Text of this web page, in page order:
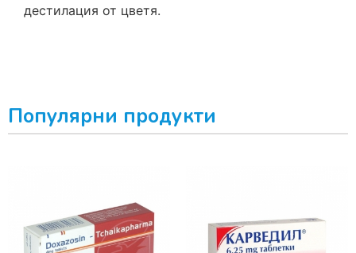
дестилация от цветя.
Популярни продукти